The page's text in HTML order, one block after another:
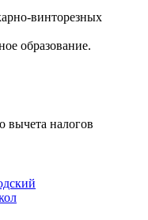
винторезных
образование.
вычета налогов